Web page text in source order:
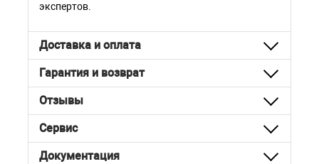
экспертов.
Доставка и оплата
Гарантия и возврат
Отзывы
Сервис
Документация